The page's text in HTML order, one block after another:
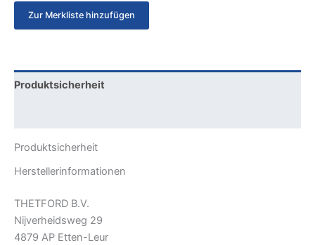
Zur Merkliste hinzufügen
Produktsicherheit
Produktsicherheit
Herstellerinformationen
THETFORD B.V.
Nijverheidsweg 29
4879 AP Etten-Leur